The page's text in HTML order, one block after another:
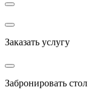
Заказать услугу
Забронировать стол